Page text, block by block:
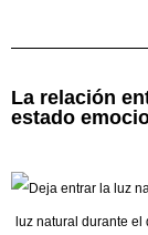
La relación
estado